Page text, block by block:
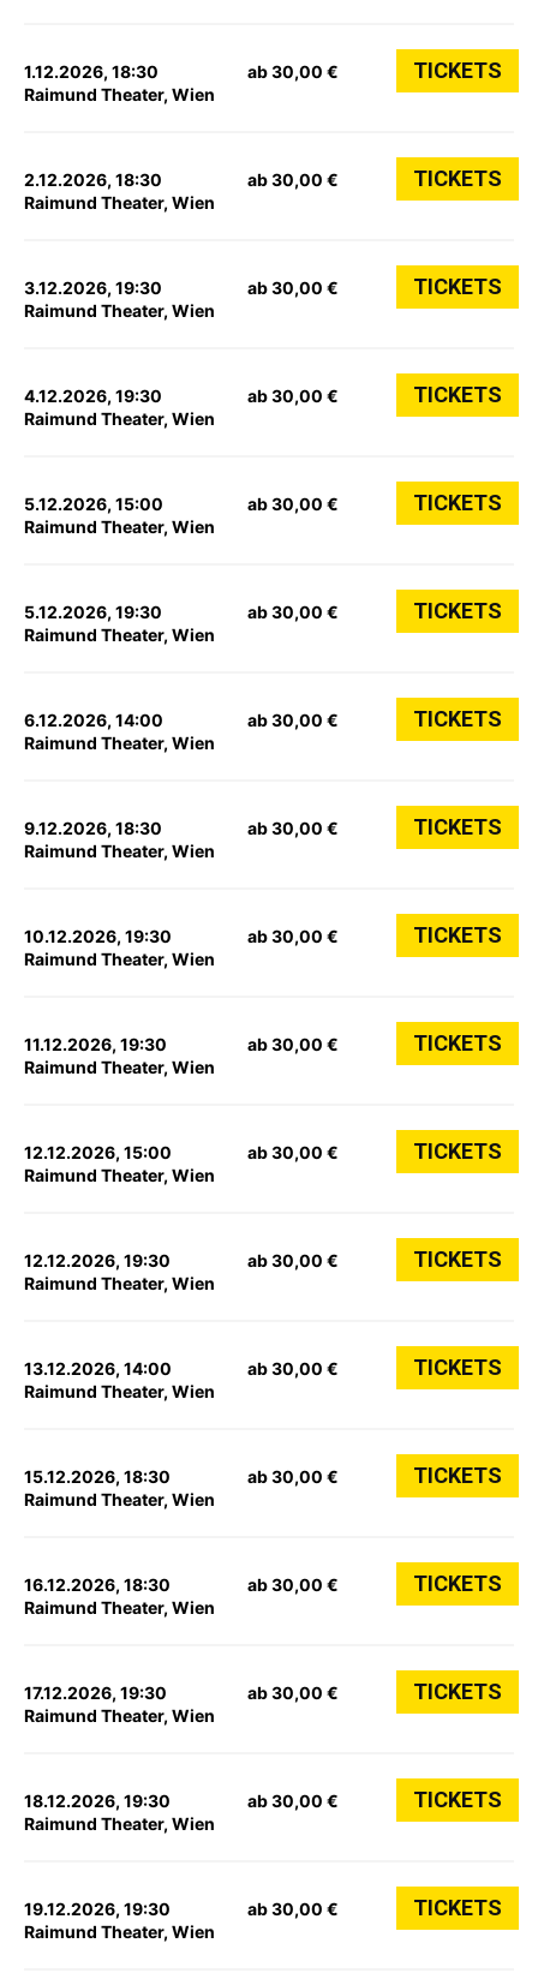
1.12.2026, 18:30
Raimund Theater, Wien
ab 30,00 € TICKETS
2.12.2026, 18:30
Raimund Theater, Wien
ab 30,00 € TICKETS
3.12.2026, 19:30
Raimund Theater, Wien
ab 30,00 € TICKETS
4.12.2026, 19:30
Raimund Theater, Wien
ab 30,00 € TICKETS
5.12.2026, 15:00
Raimund Theater, Wien
ab 30,00 € TICKETS
5.12.2026, 19:30
Raimund Theater, Wien
ab 30,00 € TICKETS
6.12.2026, 14:00
Raimund Theater, Wien
ab 30,00 € TICKETS
9.12.2026, 18:30
Raimund Theater, Wien
ab 30,00 € TICKETS
10.12.2026, 19:30
Raimund Theater, Wien
ab 30,00 € TICKETS
11.12.2026, 19:30
Raimund Theater, Wien
ab 30,00 € TICKETS
12.12.2026, 15:00
Raimund Theater, Wien
ab 30,00 € TICKETS
12.12.2026, 19:30
Raimund Theater, Wien
ab 30,00 € TICKETS
13.12.2026, 14:00
Raimund Theater, Wien
ab 30,00 € TICKETS
15.12.2026, 18:30
Raimund Theater, Wien
ab 30,00 € TICKETS
16.12.2026, 18:30
Raimund Theater, Wien
ab 30,00 € TICKETS
17.12.2026, 19:30
Raimund Theater, Wien
ab 30,00 € TICKETS
18.12.2026, 19:30
Raimund Theater, Wien
ab 30,00 € TICKETS
19.12.2026, 19:30
Raimund Theater, Wien
ab 30,00 € TICKETS